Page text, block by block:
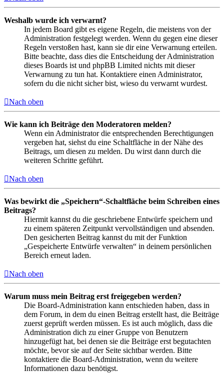
Weshalb wurde ich verwarnt?
In jedem Board gibt es eigene Regeln, die meistens von der
Administration festgelegt werden. Wenn du gegen eine dieser
Regeln verstoßen hast, kann sie dir eine Verwarnung erteilen.
Bitte beachte, dass dies die Entscheidung der Administration
dieses Boards ist und phpBB Limited nichts mit dieser
Verwarnung zu tun hat. Kontaktiere einen Administrator,
sofern du die nicht sicher bist, wieso du verwarnt wurdest.
Nach oben
Wie kann ich Beiträge den Moderatoren melden?
Wenn ein Administrator die entsprechenden Berechtigungen
vergeben hat, siehst du eine Schaltfläche in der Nähe des
Beitrags, um diesen zu melden. Du wirst dann durch die
weiteren Schritte geführt.
Nach oben
Was bewirkt die „Speichern“-Schaltfläche beim Schreiben eines
Beitrags?
Hiermit kannst du die geschriebene Entwürfe speichern und
zu einem späteren Zeitpunkt vervollständigen und absenden.
Den gesicherten Beitrag kannst du mit der Funktion
„Gespeicherte Entwürfe verwalten“ in deinem persönlichen
Bereich erneut laden.
Nach oben
Warum muss mein Beitrag erst freigegeben werden?
Die Board-Administration kann entschieden haben, dass in
dem Forum, in dem du einen Beitrag erstellt hast, die Beiträge
zuerst geprüft werden müssen. Es ist auch möglich, dass die
Administration dich zu einer Gruppe von Benutzern
hinzugefügt hat, bei denen sie die Beiträge erst begutachten
möchte, bevor sie auf der Seite sichtbar werden. Bitte
kontaktiere die Board-Administration, wenn du weitere
Informationen dazu benötigst.